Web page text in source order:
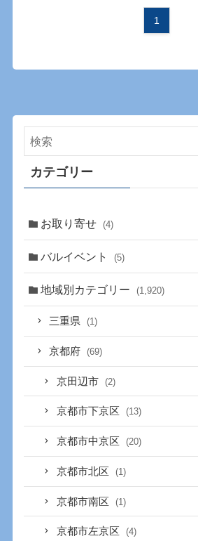
1
カテゴリー
お取り寄せ (4)
バルイベント (5)
地域別カテゴリー (1,920)
三重県 (1)
京都府 (69)
京田辺市 (2)
京都市下京区 (13)
京都市中京区 (20)
京都市北区 (1)
京都市南区 (1)
京都市左京区 (4)